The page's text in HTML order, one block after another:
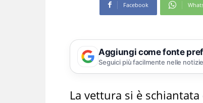
Facebook
Aggiungi come fonte
Seguici più facilmente nelle
La vettura si è